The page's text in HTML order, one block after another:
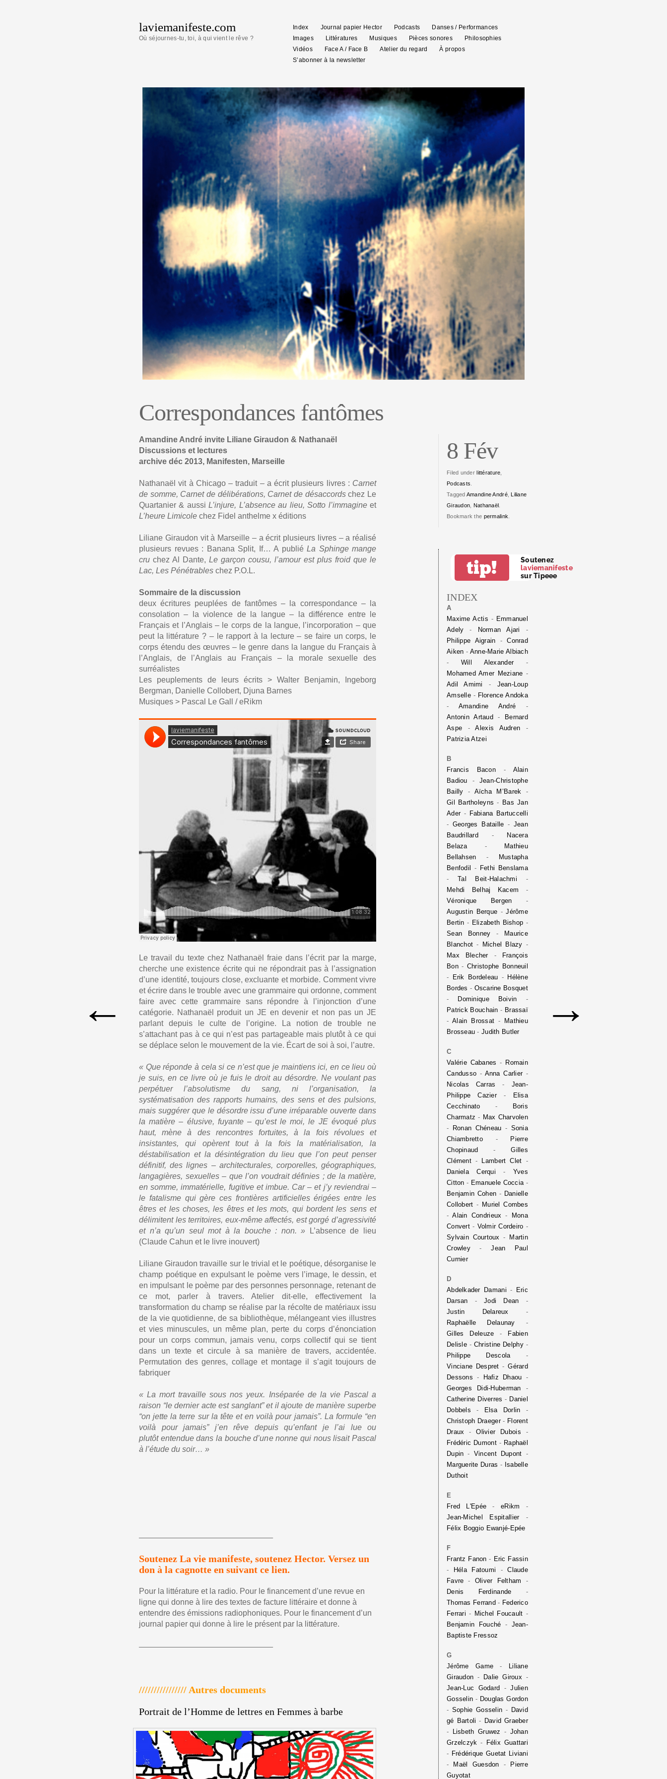
laviemanifeste.com
Où séjournes-tu, toi, à qui vient le rêve ?
Index Journal papier Hector Podcasts
Danses / Performances
Images
Littératures Musiques Pièces sonores
Philosophies
Vidéos
Face A / Face B Atelier du regard
À propos
S’abonner à la newsletter
← →
Correspondances fantômes
8 Fév
Filed underlittérature
Podcasts
Tagged Amandine André, Liliane
Giraudon
Nathanaël
Bookmark the permalink
Amandine André invite Liliane Giraudon & Nathanaël
Discussions et lectures
archive déc 2013, Manifesten, Marseille
Nathanaël vit à Chicago – traduit – a écrit plusieurs livres : Carnet
de somme, Carnet de délibérations, Carnet de désaccordschez Le
Quartanier & aussiL’injure, L’absence au lieu, Sotto l’immagineet
L’heure Limicole chez Fidel anthelme x éditions
Liliane Giraudon vit à Marseille – a écrit plusieurs livres – a réalisé
plusieurs revues : Banana Split, If… A publié La Sphinge mange
cru chez Al Dante, Le garçon cousu, l’amour est plus froid que le
Lac, Les Pénétrables chez P.O.L.
Sommaire de la discussion
deux écritures peuplées de fantômes – la correspondance – la
consolation – la violence de la langue – la différence entre le
Français et l’Anglais – le corps de la langue, l’incorporation – que
peut la littérature ? – le rapport à la lecture – se faire un corps, le
corps étendu des œuvres – le genre dans la langue du Français à
l’Anglais, de l’Anglais au Français – la morale sexuelle des
surréalistes
Les peuplements de leurs écrits > Walter Benjamin, Ingeborg
Bergman, Danielle Collobert, Djuna Barnes
Musiques > Pascal Le Gall / eRikm
Le travail du texte chez Nathanaël fraie dans l’écrit par la marge,
cherche une existence écrite qui ne répondrait pas à l’assignation
d’une identité, toujours close, excluante et morbide. Comment vivre
et écrire dans le trouble avec une grammaire qui ordonne, comment
faire avec cette grammaire sans répondre à l’injonction d’une
catégorie. Nathanaël produit un JE en devenir et non pas un JE
parlant depuis le culte de l’origine. La notion de trouble ne
s’attachant pas à ce qui n’est pas partageable mais plutôt à ce qui
se déplace selon le mouvement de la vie. Écart de soi à soi, l’autre.
« Que réponde à cela si ce n’est que je maintiens ici, en ce lieu où
je suis, en ce livre où je fuis le droit au désordre. Ne voulant pas
perpétuer l’absolutisme du sang, ni l’organisation, la
systématisation des rapports humains, des sens et des pulsions,
mais suggérer que le désordre issu d’une irréparable ouverte dans
la matière – élusive, fuyante – qu’est le moi, le JE évoqué plus
haut, mène à des rencontres fortuites, à la fois révolues et
insistantes, qui opèrent tout à la fois la matérialisation, la
déstabilisation et la désintégration du lieu que l’on peut penser
définitif, des lignes – architecturales, corporelles, géographiques,
langagières, sexuelles – que l’on voudrait définies ; de la matière,
en somme, immatérielle, fugitive et imbue. Car – et j’y reviendrai –
le fatalisme qui gère ces frontières artificielles érigées entre les
êtres et les choses, les êtres et les mots, qui bordent les sens et
délimitent les territoires, eux-même affectés, est gorgé d’agressivité
et n’a qu’un seul mot à la bouche : non. » L’absence de lieu
(Claude Cahun et le livre inouvert)
Liliane Giraudon travaille sur le trivial et le poétique, désorganise le
champ poétique en expulsant le poème vers l’image, le dessin, et
en impulsant le poème par des personnes personnage, retenant de
ce mot, parler à travers. Atelier dit-elle, effectivement la
transformation du champ se réalise par la récolte de matériaux issu
de la vie quotidienne, de sa bibliothèque, mélangeant vies illustres
et vies minuscules, un même plan, perte du corps d’énonciation
pour un corps commun, jamais venu, corps collectif qui se tient
dans un texte et circule à sa manière de travers, accidentée.
Permutation des genres, collage et montage il s’agit toujours de
fabriquer
« La mort travaille sous nos yeux. Inséparée de la vie Pascal a
raison “le dernier acte est sanglant” et il ajoute de manière superbe
“on jette la terre sur la tête et en voilà pour jamais”. La formule “en
voilà pour jamais” j’en rêve depuis qu’enfant je l’ai lue ou
plutôt entendue dans la bouche d’une nonne qui nous lisait Pascal
à l’étude du soir… »
—————————————–
Soutenez La vie manifeste, soutenez Hector. Versez un
don à la cagnotte en suivant ce lien.
Pour la littérature et la radio. Pour le financement d’une revue en
ligne qui donne à lire des textes de facture littéraire et donne à
entendre des émissions radiophoniques. Pour le financement d’un
journal papier qui donne à lire le présent par la littérature.
—————————————–
//////////////// Autres documents
Portrait de l’Homme de lettres en Femmes à barbe
tip!
Soutenez
laviemanifeste
sur Tipeee
INDEX
A
Maxime Actis - Emmanuel
Adely - Norman Ajari
-
Philippe Aigrain -Conrad
Aiken - Anne-Marie Albiach
- Will Alexander-
Mohamed Amer Meziane -
Adil Amimi
- Jean-Loup
Amselle- Florence Andoka
- Amandine André -
Antonin Artaud -
Bernard
Aspe -Alexis Audren -
Patrizia Atzei
B
Francis Bacon- Alain
Badiou - Jean-Christophe
Bailly - Aïcha M’Barek -
Gil Bartholeyns - Bas Jan
Ader- Fabiana Bartuccelli
- Georges Bataille - Jean
Baudrillard -
Nacera
Belaza-
Mathieu
Bellahsen -
Mustapha
Benfodil
- Fethi Benslama
- Tal Beit-Halachmi -
Mehdi Belhaj Kacem -
Véronique Bergen -
Augustin Berque -Jérôme
Bertin - Elizabeth Bishop -
Sean Bonney -
Maurice
Blanchot - Michel Blazy -
Max Blecher-
François
Bon- Christophe Bonneuil
-
Erik Bordeleau - Hélène
Bordes - Oscarine Bosquet
-
Dominique Boivin -
Patrick Bouchain - Brassaï
-Alain Brossat -
Mathieu
Brosseau -Judith Butler
C
Valérie Cabanes - Romain
Candusso - Anna Carlier-
Nicolas Carras - Jean-
Philippe Cazier-
Elisa
Cecchinato -
Boris
Charmatz - Max Charvolen
-
Ronan Chéneau - Sonia
Chiambretto -
Pierre
Chopinaud -Gilles
Clément- Lambert Clet -
Daniela Cerqui - Yves
Citton - Emanuele Coccia-
Benjamin Cohen - Danielle
Collobert - Muriel Combes
-Alain Condrieux -
Mona
Convert- Volmir Cordeiro -
Sylvain Courtoux -
Martin
Crowley-Jean Paul
Curnier
D
Abdelkader Damani -
Eric
Darsan -Jodi Dean -
Justin Delareux
-
Raphaëlle Delaunay -
Gilles Deleuze -
Fabien
Delisle- Christine Delphy-
Philippe Descola-
Vinciane Despret -Gérard
Dessons - Hafiz Dhaou -
Georges Didi-Huberman -
Catherine Diverres - Daniel
Dobbels - Elsa Dorlin -
Christoph Draeger- Florent
Draux -Olivier Dubois -
Frédéric Dumont- Raphaël
Dupin - Vincent Dupont -
Marguerite Duras - Isabelle
Duthoit
E
Fred L'Epée -eRikm -
Jean-Michel Espitallier-
Félix Boggio Ewanjé-Epée
F
Frantz Fanon - Eric Fassin
- Héla Fatoumi -Claude
Favre - Oliver Feltham
-
Denis Ferdinande -
Thomas Ferrand - Federico
Ferrari - Michel Foucault -
Benjamin Fouché - Jean-
Baptiste Fressoz
G
Jérôme Game -
Liliane
Giraudon - Dalie Giroux -
Jean-Luc Godard -Julien
Gosselin - Douglas Gordon
- Sophie Gosselin - David
gé Bartoli - David Graeber
-
Lisbeth Gruwez - Johan
Grzelczyk -
Félix Guattari
- Frédérique Guetat Liviani
-
Maël Guesdon -
Pierre
Guyotat